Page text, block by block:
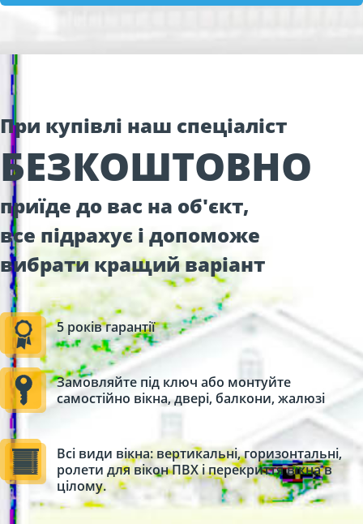
При купівлі наш спеціаліст
БЕЗКОШТОВНО
приїде до вас на об'єкт,
все підрахує і допоможе
вибрати кращий варіант
5 років гарантії
Замовляйте під ключ або монтуйте
самостійно вікна, двері, балкони, жалюзі
Всі види вікна: вертикальні, горизонтальні,
ролети для вікон ПВХ і перекриття вікна в
цілому.